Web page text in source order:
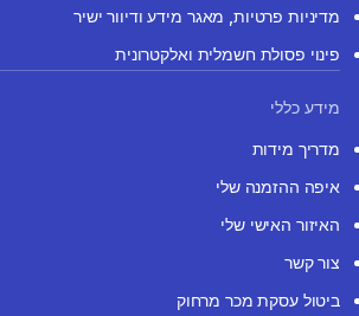
מדיניות פרטיות, מאגר מידע ודיוור ישיר
פינוי פסולת חשמלית ואלקטרונית
מידע כללי
מדריך מידות
איפה ההזמנה שלי
האיזור האישי שלי
צור קשר
ביטול עסקת מכר מרחוק